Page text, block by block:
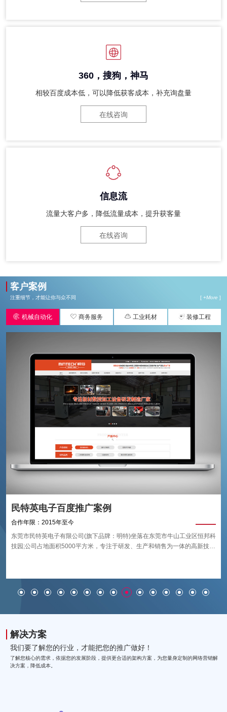
360，搜狗，神马
相较百度成本低，可以降低获客成本，补充询盘量
在线咨询
信息流
流量大客户多，降低流量成本，提升获客量
在线咨询
客户案例
注重细节，才能让你与众不同 [ +More ]
 机械自动化  商务服务  工业耗材  装修工程
民特英电子百度推广案例
合作年限：2015年至今
东莞市民特英电子有限公司(旗下品牌：明特)坐落在东莞市牛山工业区恒邦科
技园;公司占地面积5000平方米，专注于研发、生产和销售为一体的高新技术
解决方案
我们要了解您的行业，才能把您的推广做好！
了解您核心的需求，依据您的发展阶段，提供更合适的架构方案，为您量身定制的网络营销解
决方案，降低成本。